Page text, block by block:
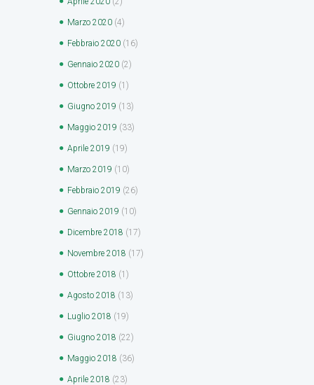
Marzo 2020 (4)
Febbraio 2020 (16)
Gennaio 2020 (2)
Ottobre 2019 (1)
Giugno 2019 (13)
Maggio 2019 (33)
Aprile 2019 (19)
Marzo 2019 (10)
Febbraio 2019 (26)
Gennaio 2019 (10)
Dicembre 2018 (17)
Novembre 2018 (17)
Ottobre 2018 (1)
Agosto 2018 (13)
Luglio 2018 (19)
Giugno 2018 (22)
Maggio 2018 (36)
Aprile 2018 (23)